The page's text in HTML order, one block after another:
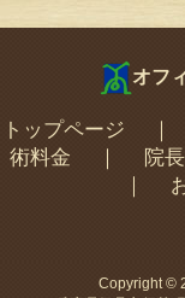
オフ
トップページ
術料金
院
Copyright ©